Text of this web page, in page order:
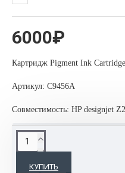
6000₽
Картридж Pigment Ink
Артикул: C9456A
Совместимость: HP designjet
КУПИТЬ
ОПИСАНИЕ